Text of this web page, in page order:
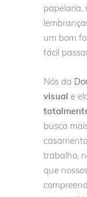
papelaria,
um bom
fácil
Nós da
visual e
busca
trabalho,
que